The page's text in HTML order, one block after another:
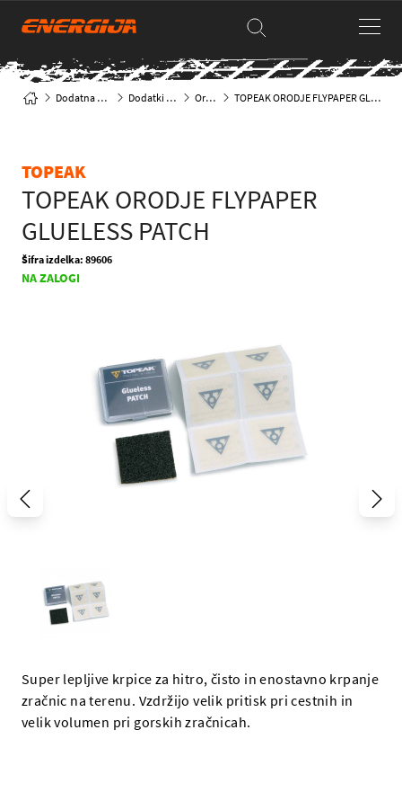
Dodatna oprema Dodatki za kolo Orodje TOPEAK ORODJE FLYPAPER GLUELESS PATCH
TOPEAK
TOPEAK ORODJE FLYPAPER
GLUELESS PATCH
Šifra izdelka: 89606
NA ZALOGI
Super lepljive krpice za hitro, čisto in enostavno krpanje
zračnic na terenu. Vzdržijo velik pritisk pri cestnih in
velik volumen pri gorskih zračnicah.